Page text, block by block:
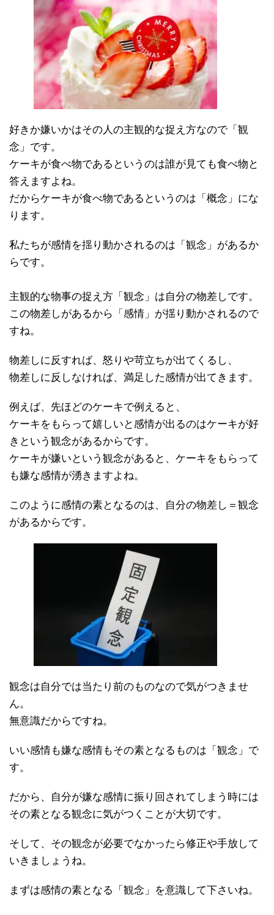
好きか嫌いかはその人の主観的な捉え方なので「観
念」です。
ケーキが食べ物であるというのは誰が見ても食べ物と
答えますよね。
だからケーキが食べ物であるというのは「概念」にな
ります。
私たちが感情を揺り動かされるのは「観念」があるか
らです。
主観的な物事の捉え方「観念」は自分の物差しです。
この物差しがあるから「感情」が揺り動かされるので
すね。
物差しに反すれば、怒りや苛立ちが出てくるし、
物差しに反しなければ、満足した感情が出てきます。
例えば、先ほどのケーキで例えると、
ケーキをもらって嬉しいと感情が出るのはケーキが好
きという観念があるからです。
ケーキが嫌いという観念があると、ケーキをもらって
も嫌な感情が湧きますよね。
このように感情の素となるのは、自分の物差し＝観念
があるからです。
観念は自分では当たり前のものなので気がつきませ
ん。
無意識だからですね。
いい感情も嫌な感情もその素となるものは「観念」で
す。
だから、自分が嫌な感情に振り回されてしまう時には
その素となる観念に気がつくことが大切です。
そして、その観念が必要でなかったら修正や手放して
いきましょうね。
まずは感情の素となる「観念」を意識して下さいね。